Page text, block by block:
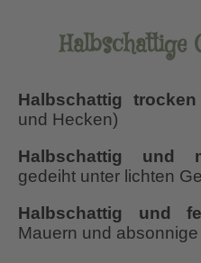
Halbschattige
Halbschattig trocken
und Hecken)
Halbschattig und
gedeiht unter lichten
Halbschattig und
Mauern und